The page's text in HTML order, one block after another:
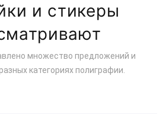
и стикеры
множество предложений и
категориях полиграфии.